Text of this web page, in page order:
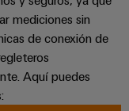
mediciones sin
de conexión de
Aquí puedes